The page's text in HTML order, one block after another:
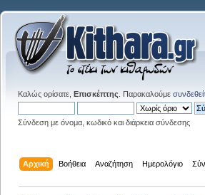
Καλώς ορίσατε, Επισκέπτης . Παρακαλούμε
Σύνδεση με όνομα, κωδικό και διάρκεια σύνδεσης
Αρχική Βοήθεια Αναζήτηση Ημερολόγιο